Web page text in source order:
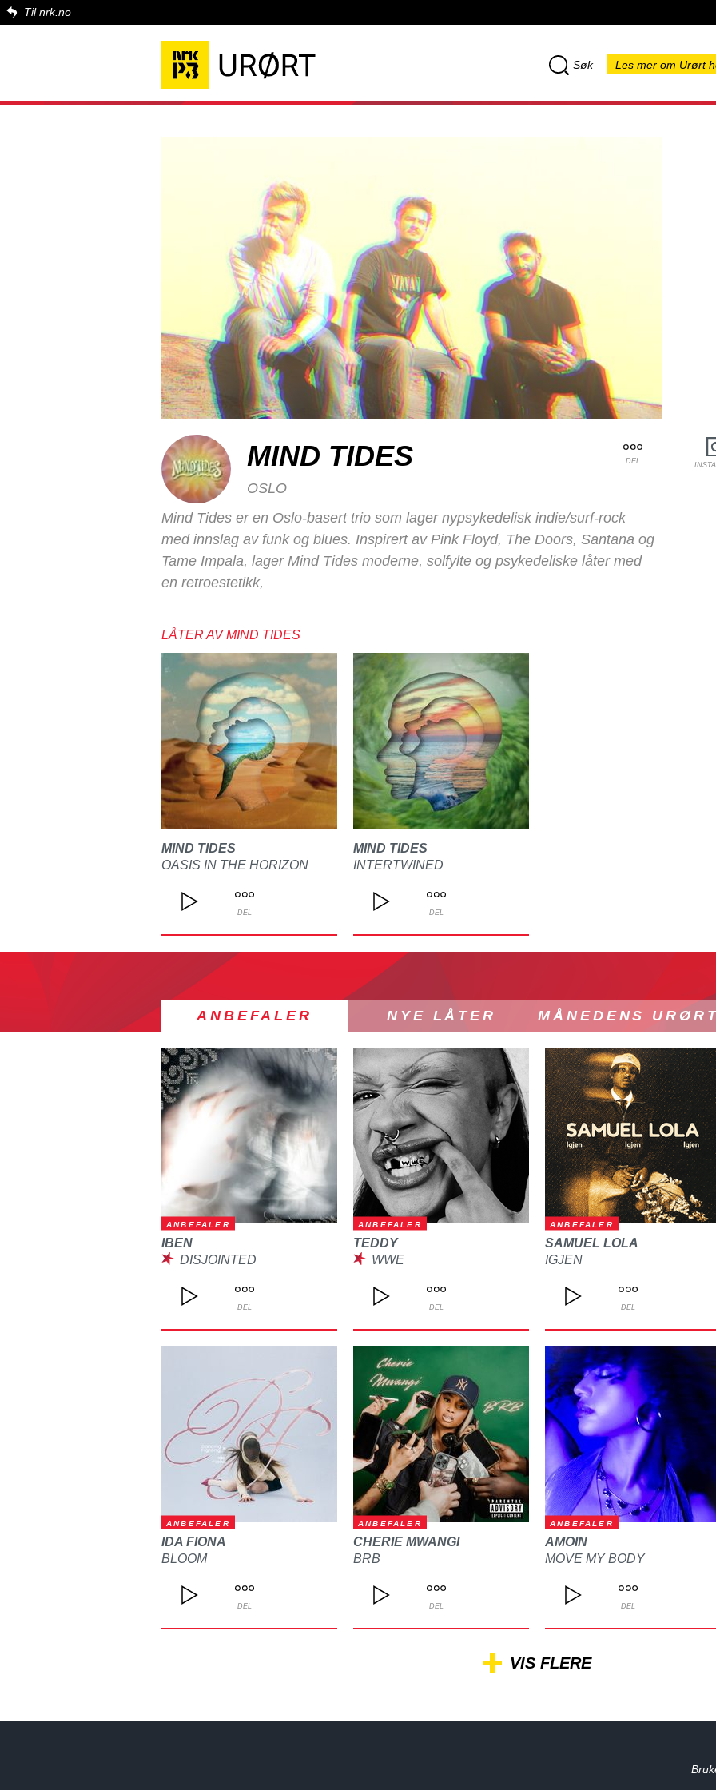
Til nrk.no
Søk Les mer om Urørt
DEL
MIND TIDES
OSLO
Mind Tides er en Oslo-basert trio som lager nypsykedelisk indie/surf-rock
med innslag av funk og blues. Inspirert av Pink Floyd, The Doors, Santana og
Tame Impala, lager Mind Tides moderne, solfylte og psykedeliske låter med
en retroestetikk,
LÅTER AV MIND TIDES
MIND TIDES
OASIS IN THE HORIZON
DEL
MIND TIDES
INTERTWINED
DEL
ANBEFALER NYE LÅTER MÅNEDENS
ANBEFALER
IBEN
DISJOINTED
DEL
ANBEFALER
TEDDY
WWE
DEL
ANBEFALER
SAMUEL LOLA
IGJEN
DEL
ANBEFALER
IDA FIONA
BLOOM
DEL
ANBEFALER
CHERIE MWANGI
BRB
DEL
ANBEFALER
AMOIN
MOVE MY BODY
DEL
VIS FLERE